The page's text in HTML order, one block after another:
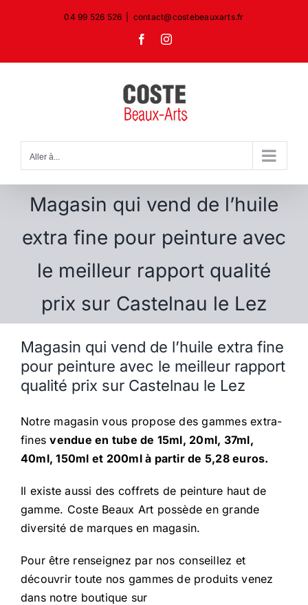
04 99 526 526 contact@costebeauxarts.fr
FacebookInstagram
Aller à...
Magasin qui vend de l’huile
extra fine pour peinture avec
le meilleur rapport qualité
prix sur Castelnau le Lez
Magasin qui vend de l’huile extra fine
pour peinture avec le meilleur rapport
qualité prix sur Castelnau le Lez
Notre magasin vous propose des gammes extra-
finesvendue en tube de 15ml, 20ml, 37ml,
40ml, 150ml et 200ml à partir de 5,28 euros.
Il existe aussi des coffrets de peinture haut de
gamme. Coste Beaux Art possède en grande
diversité de marques en magasin.
Pour être renseignez par nos conseillez et
découvrir toute nos gammes de produits venez
dans notre boutique sur